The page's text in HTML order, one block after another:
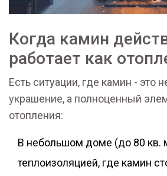
Когда камин
работает как
Есть ситуации, где камин - это
украшение, а полноценный
отопления:
В небольшом доме (до 80 кв.
теплоизоляцией, где камин